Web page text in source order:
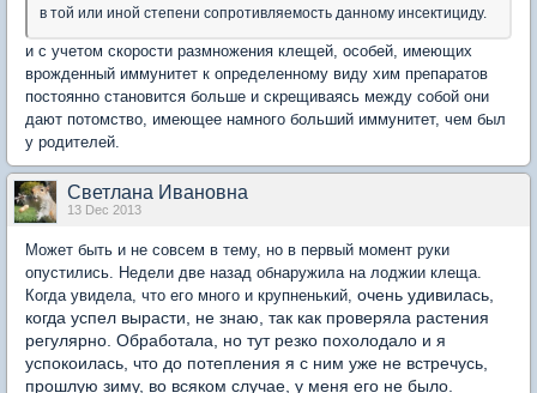
в той или иной степени сопротивляемость данному инсектициду.
и с учетом скорости размножения клещей, особей, имеющих
врожденный иммунитет к определенному виду хим препаратов
постоянно становится больше и скрещиваясь между собой они
дают потомство, имеющее намного больший иммунитет, чем был
у родителей.
Светлана Ивановна
13 Dec 2013
Может быть и не совсем в тему, но в первый момент руки
опустились. Недели две назад обнаружила на лоджии клеща.
Когда увидела, что его много и крупненький, очень удивилась,
когда успел вырасти, не знаю, так как проверяла растения
регулярно. Обработала, но тут резко похолодало и я
успокоилась, что до потепления я с ним уже не встречусь,
прошлую зиму, во всяком случае, у меня его не было.